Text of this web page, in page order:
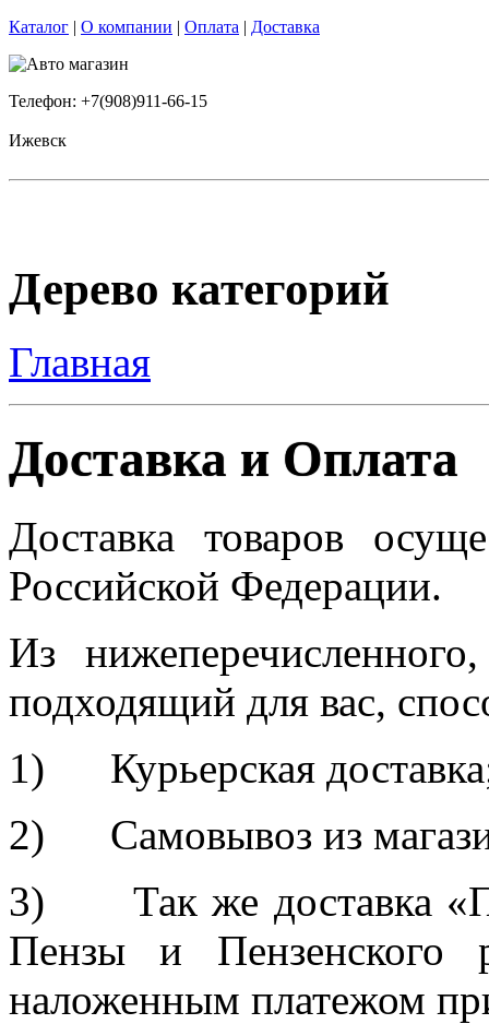
Каталог | О компании | Оплата | Доставка
Телефон: +7(908)911-66-15
Ижевск
Дерево категорий
Главная
Доставка и Оплата
Доставка товаров
Российской Федерации.
Из
подходящий для вас,
1) Курьерская
2) Самовывоз из
3) Так же доставка
Пензы и Пензенского
наложенным платежом